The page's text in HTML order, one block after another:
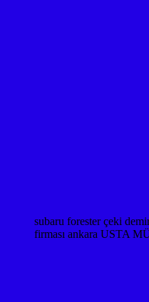
subaru forester çeki
firması ankara USTA